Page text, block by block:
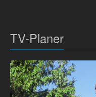
TV-Planer